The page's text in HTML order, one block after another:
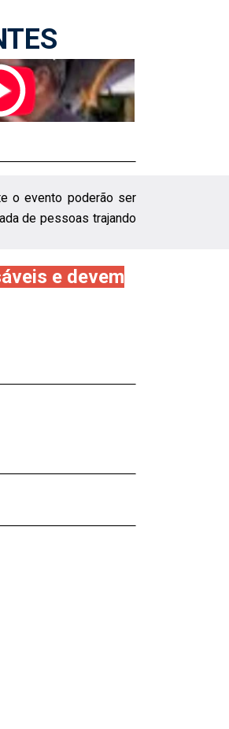
o evento poderão ser
de pessoas trajando
e devem